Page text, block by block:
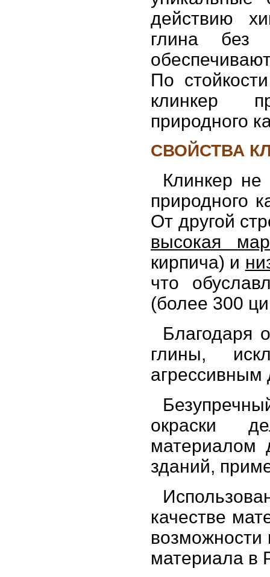
действию
глина без
По
клинкер
природного
СВОЙСТВА
Клинкер
природного
От другой
высокая
кирпича) и
что
(более 300
Благодаря
глины,
агрессивным
окраски
материалом
зданий,
качестве
возможности
материала в